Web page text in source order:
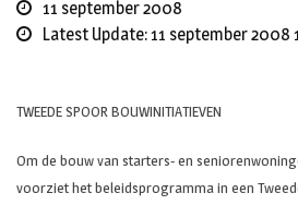
11 september 2008
Latest Update: 11 september 2008
TWEEDE SPOOR BOUWINITIATIEVEN
Om de bouw van starters- en
voorziet het beleidsprogramma in een